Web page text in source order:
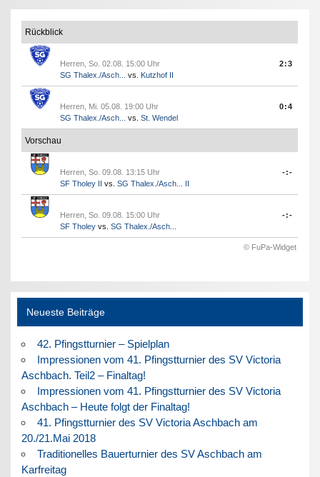
Rückblick
Herren, So. 02.08. 15:00 Uhr
SG Thalex./Asch...
vs. Kutzhof II
2:3
Herren, Mi. 05.08. 19:00 Uhr
SG Thalex./Asch...
vs.St. Wendel
0:4
Vorschau
Herren, So. 09.08. 13:15 Uhr
SF Tholey II vs.SG Thalex./Asch... II
-:-
Herren, So. 09.08. 15:00 Uhr
SF Tholey vs.SG Thalex./Asch...
-:-
© FuPa-Widget
Neueste Beiträge
42. Pfingstturnier – Spielplan
Impressionen vom 41. Pfingstturnier des SV Victoria
Aschbach. Teil2 – Finaltag!
Impressionen vom 41. Pfingstturnier des SV Victoria
Aschbach – Heute folgt der Finaltag!
41. Pfingstturnier des SV Victoria Aschbach am
20./21.Mai 2018
Traditionelles Bauerturnier des SV Aschbach am
Karfreitag